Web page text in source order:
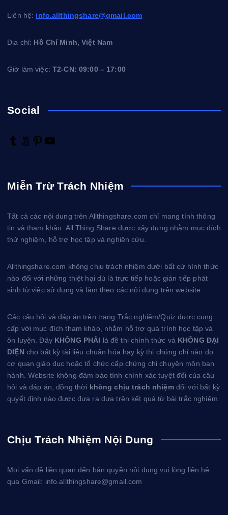
Liên hệ: info.allthingshare@gmail.com
Địa chỉ: Hồ Chí Minh, Việt Nam
Giờ làm việc:T2-CN: 09:00 – 17:00
Social
T
l
5
x
P
e
u
Miễn Trừ Trách Nhiệm
Tất cả các nội dung trên Allthingshare.com chỉ mang tính thông
tin và tham khảo. All Thing Share được xây dựng nhằm mục đích
thử nghiệm, hỗ trợ học tập và nghiên cứu.
Allthingshare.com không chịu trách nhiệm dưới bất cứ hình thức
nào đối với những thiệt hại dù là trực tiếp hoặc gián tiếp phát
sinh từ việc sử dụng và làm theo các nội dung trên website.
Các câu hỏi và đáp án trên trang Trắc nghiệm/Quiz được cung
cấp với mục đích tham khảo, nhằm hỗ trợ quá trình học tập và
ôn luyện. Đây KHÔNG PHẢI là đề thi chính thức và KHÔNG ĐẠI
DIỆN cho bất kỳ tài liệu chuẩn hóa hay kỳ thi chứng chỉ nào do
cơ quan giáo dục hoặc tổ chức cấp chứng chỉ chuyên môn ban
hành. Website không đảm bảo tính chính xác tuyệt đối của câu
hỏi và đáp án, đồng thời không chịu trách nhiệmđối với bất kỳ
quyết định nào được đưa ra dựa trên kết quả từ bài trắc nghiệm.
Chịu Trách Nhiệm Nội Dung
Mọi vấn đề liên quan đến bản quyền nội dung vui lòng liên hệ
qua Gmail: info.allthingshare@gmail.com